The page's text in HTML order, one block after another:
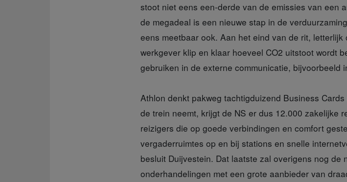
stoot niet eens een-derde van de emissies van een
de megadeal is een nieuwe stap in de
eens meetbaar ook. Aan het eind van de rit,
werkgever klip en klaar hoeveel CO2 uitstoot wordt
gebruiken in de externe communicatie, bijvoorbeeld
Athlon denkt pakweg tachtigduizend Business
de trein neemt, krijgt de NS er dus 12.000 zakelijke
reizigers die op goede verbindingen en comfort
vergaderruimtes op en bij stations en snelle
besluit Duijvestein. Dat laatste zal overigens nog
onderhandelingen met een grote aanbieder van